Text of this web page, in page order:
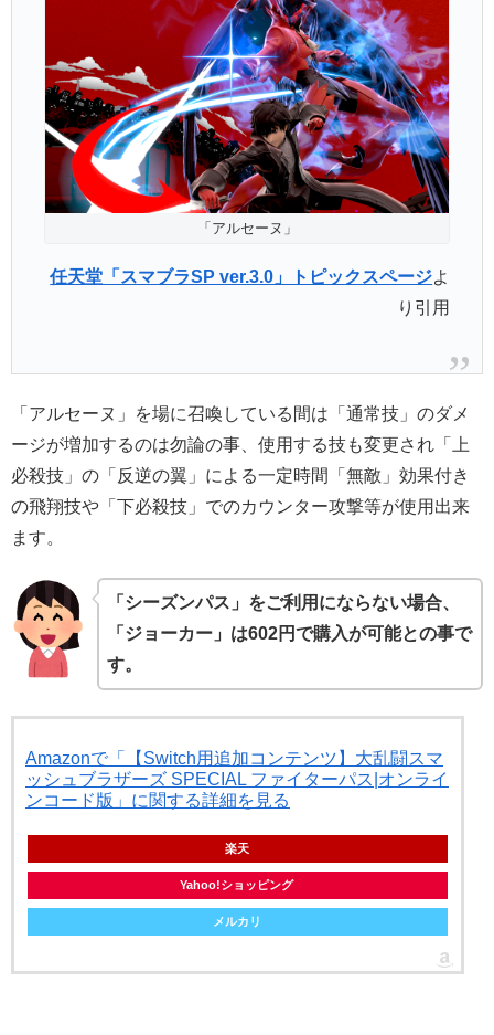
「アルセーヌ」
任天堂「スマブラSP ver.3.0」トピックスページよ
り引用
「アルセーヌ」を場に召喚している間は「通常技」のダメ
ージが増加するのは勿論の事、使用する技も変更され「上
必殺技」の「反逆の翼」による一定時間「無敵」効果付き
の飛翔技や「下必殺技」でのカウンター攻撃等が使用出来
ます。
「シーズンパス」をご利用にならない場合、
「ジョーカー」は602円で購入が可能との事で
す。
Amazonで「【Switch用追加コンテンツ】大乱闘スマ
ッシュブラザーズ SPECIAL ファイターパス|オンライ
ンコード版」に関する詳細を見る
楽天
Yahoo!ショッピング
メルカリ